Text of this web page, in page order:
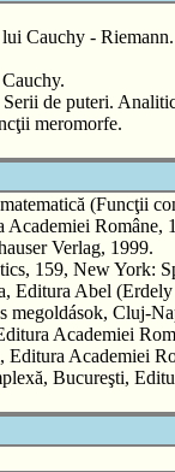
-
de puteri.
meromorfe.
(Funcţii
Române,
Verlag, 1999.
159, New York:
Abel (Erdely
Cluj-
Academiei
Academiei
Bucureşti,